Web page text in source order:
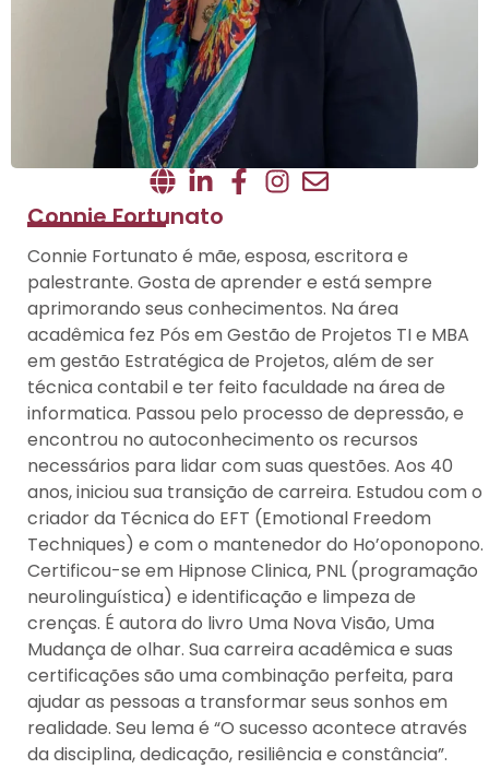
Connie Fortunato
Connie Fortunato é mãe, esposa, escritora e
palestrante. Gosta de aprender e está sempre
aprimorando seus conhecimentos. Na área
acadêmica fez Pós em Gestão de Projetos TI e MBA
em gestão Estratégica de Projetos, além de ser
técnica contabil e ter feito faculdade na área de
informatica. Passou pelo processo de depressão, e
encontrou no autoconhecimento os recursos
necessários para lidar com suas questões. Aos 40
anos, iniciou sua transição de carreira. Estudou com o
criador da Técnica do EFT (Emotional Freedom
Techniques) e com o mantenedor do Ho’oponopono.
Certificou-se em Hipnose Clinica, PNL (programação
neurolinguística) e identificação e limpeza de
crenças. É autora do livro Uma Nova Visão, Uma
Mudança de olhar. Sua carreira acadêmica e suas
certificações são uma combinação perfeita, para
ajudar as pessoas a transformar seus sonhos em
realidade. Seu lema é “O sucesso acontece através
da disciplina, dedicação, resiliência e constância”.